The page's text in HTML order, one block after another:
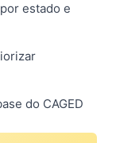
estado e
do CAGED